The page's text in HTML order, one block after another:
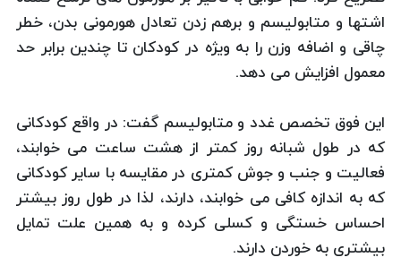
اشتها و متابولیسم و برهم زدن تعادل هورمونی بدن، خطر
چاقی و اضافه وزن را به ویژه در كودكان تا چندین برابر حد
معمول افزایش می دهد.
این فوق تخصص غدد و متابولیسم گفت: در واقع كودكانی
كه در طول شبانه روز كمتر از هشت ساعت می خوابند،
فعالیت و جنب و جوش كمتری در مقایسه با سایر كودكانی
كه به اندازه كافی می خوابند، دارند، لذا در طول روز بیشتر
احساس خستگی و كسلی كرده و به همین علت تمایل
بیشتری به خوردن دارند.